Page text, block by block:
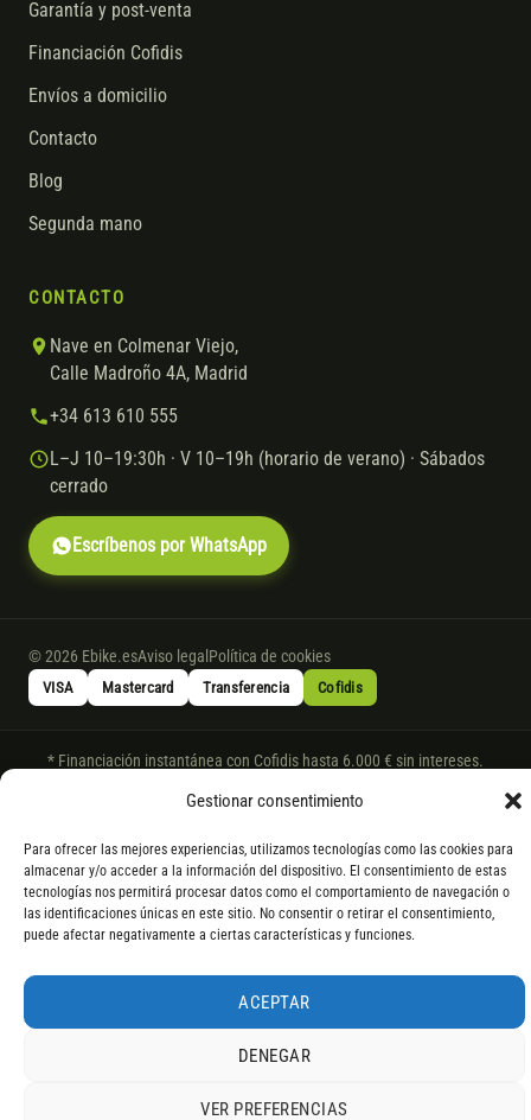
Gestionar consentimiento
Para ofrecer las mejores experiencias, utilizamos tecnologías como las cookies para
almacenar y/o acceder a la información del dispositivo. El consentimiento de estas
tecnologías nos permitirá procesar datos como el comportamiento de navegación o
las identificaciones únicas en este sitio. No consentir o retirar el consentimiento,
puede afectar negativamente a ciertas características y funciones.
ACEPTAR
DENEGAR
VER PREFERENCIAS
Garantía y post-venta
Financiación Cofidis
Envíos a domicilio
Contacto
Blog
Segunda mano
CONTACTO
Nave en Colmenar Viejo,
Calle Madroño 4A, Madrid
+34 613 610 555
L–J 10–19:30h · V 10–19h (horario de verano) · Sábados
cerrado
Escríbenos por WhatsApp
© 2026 Ebike.esAviso legal Política de cookies
VISA Mastercard Transferencia Cofidis
* Financiación instantánea con Cofidis hasta 6.000 € sin intereses.
los detalles por WhatsApp.
* Los modelos con entrega inmediata se envían 24 h laborables tras el
pago; los de bajo pedido se confirman con un asesor. Si no fuera posible
servir el producto, se devuelve el importe sin coste. La información de
componentes es orientativa; los fabricantes pueden sustituir elementos